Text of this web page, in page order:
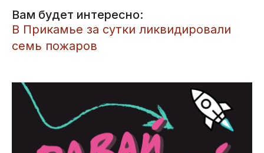
Вам будет интересно:
В Прикамье за сутки ликвидировали
семь пожаров